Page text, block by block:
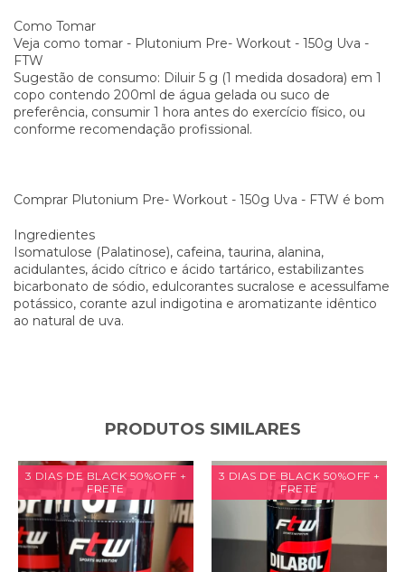
Como Tomar
Veja como tomar - Plutonium Pre- Workout - 150g Uva -
FTW
Sugestão de consumo: Diluir 5 g (1 medida dosadora) em 1
copo contendo 200ml de água gelada ou suco de
preferência, consumir 1 hora antes do exercício físico, ou
conforme recomendação profissional.
Comprar Plutonium Pre- Workout - 150g Uva - FTW é bom
Ingredientes
Isomatulose (Palatinose), cafeina, taurina, alanina,
acidulantes, ácido cítrico e ácido tartárico, estabilizantes
bicarbonato de sódio, edulcorantes sucralose e acessulfame
potássico, corante azul indigotina e aromatizante idêntico
ao natural de uva.
PRODUTOS SIMILARES
3 DIAS DE BLACK 50%OFF +
FRETE
3 DIAS DE BLACK 50%OFF +
FRETE